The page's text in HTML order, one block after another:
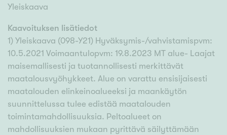
Yleiskaava
Kaavoituksen lisätiedot
1) Yleiskaava (098-Y21) Hyväksymis-/vahvistamispvm:
10.5.2021 Voimaantulopvm: 19.8.2023 MT alue- Laajat
maisemallisesti ja tuotannollisesti merkittävät
maatalousvyöhykkeet. Alue on varattu ensisijaisesti
maatalouden elinkeinoalueeksi ja maankäytön
suunnittelussa tulee edistää maatalouden
toimintamahdollisuuksia. Peltoalueet on
mahdollisuuksien mukaan pyrittävä säilyttämään